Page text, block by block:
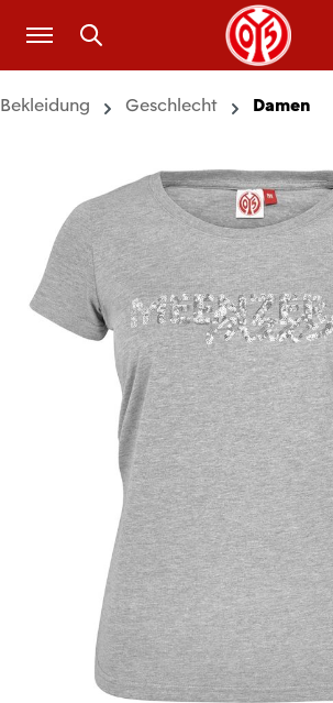
Zum Hauptinhalt springen
Bekleidung Geschlecht Damen